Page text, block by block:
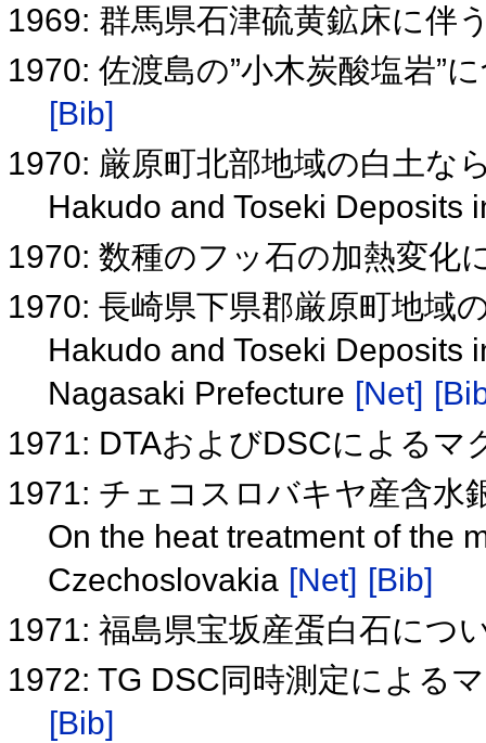
1969: 群馬県石津硫黄鉱床に伴
1970: 佐渡島の”小木炭酸塩岩”
[Bib]
1970: 厳原町北部地域の白土な
Hakudo and Toseki Deposits
1970: 数種のフッ石の加熱変化
1970: 長崎県下県郡厳原町地域
Hakudo and Toseki Deposits
Nagasaki Prefecture [Net]
1971: DTAおよびDSCによる
1971: チェコスロバキヤ産含
On the heat treatment of the
Czechoslovakia [Net] [Bib]
1971: 福島県宝坂産蛋白石につ
1972: TG DSC同時測定による
[Bib]